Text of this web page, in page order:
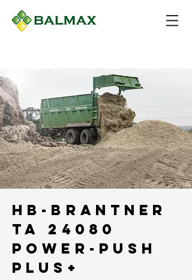
HB-BRANTNER
TA 24080
Power-Push
plus+